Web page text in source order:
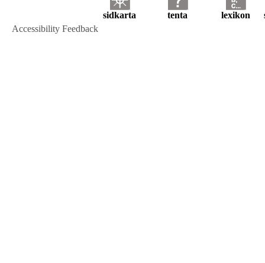
sidkarta tenta lexikon
Accessibility Feedback